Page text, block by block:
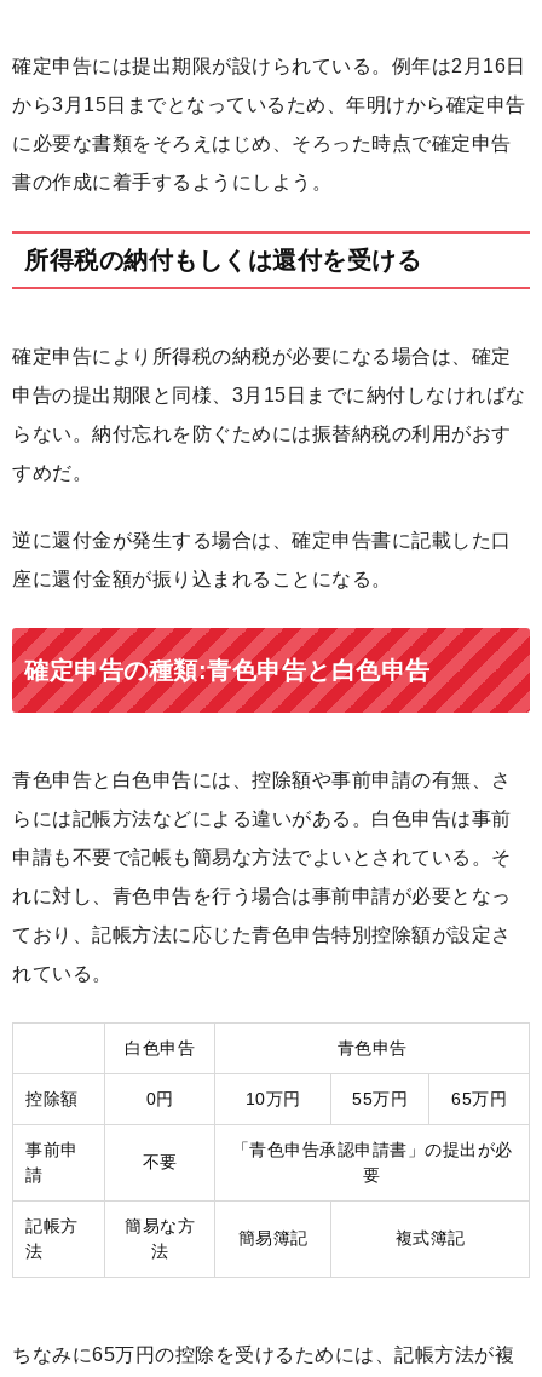
確定申告には提出期限が設けられている。例年は2月16日
から3月15日までとなっているため、年明けから確定申告
に必要な書類をそろえはじめ、そろった時点で確定申告
書の作成に着手するようにしよう。
所得税の納付もしくは還付を受ける
確定申告により所得税の納税が必要になる場合は、確定
申告の提出期限と同様、3月15日までに納付しなければな
らない。納付忘れを防ぐためには振替納税の利用がおす
すめだ。
逆に還付金が発生する場合は、確定申告書に記載した口
座に還付金額が振り込まれることになる。
確定申告の種類:青色申告と白色申告
青色申告と白色申告には、控除額や事前申請の有無、さ
らには記帳方法などによる違いがある。白色申告は事前
申請も不要で記帳も簡易な方法でよいとされている。そ
れに対し、青色申告を行う場合は事前申請が必要となっ
ており、記帳方法に応じた青色申告特別控除額が設定さ
れている。
白色申告 青色申告
控除額 0円 10万円 55万円 65万円
事前申
請
不要
「青色申告承認申請書」の提出が必
要
記帳方
法
簡易な方
法
簡易簿記 複式簿記
ちなみに65万円の控除を受けるためには、記帳方法が複